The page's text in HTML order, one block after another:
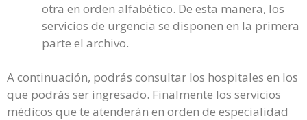
otra en orden alfabético. De esta manera, los
servicios de urgencia se disponen en la primera
parte el archivo.
A continuación, podrás consultar los hospitales en los
que podrás ser ingresado. Finalmente los servicios
médicos que te atenderán en orden de especialidad